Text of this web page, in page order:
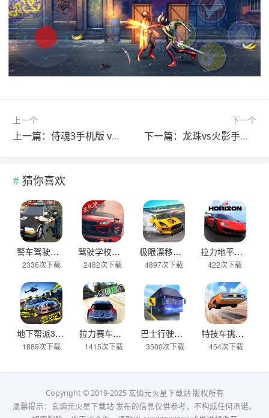
上一个
上一篇：侍魂3手机版 v1.1.0安卓版
下一个
下一篇：龙珠vs火影手机版 v1.4.1安卓版
猜你喜欢
警车驾驶模拟器官方正版 v2.6安卓版
2336次下载
驾驶学校模拟汉化版(Driving School sim) v13.4安卓版
2482次下载
极限漂移与氮气赛车手游 v0.0.45安卓版
4897次下载
拉力地平线汉化版 v2.5.10安卓版
422次下载
地下帮派3 v2.2安卓版
1889次下载
拉力赛车越野官方版 v2.6.7安卓版
1415次下载
巴士行驶模拟器官方版 v5.06.0安卓版
3500次下载
特技车挑战赛3官方版(StuntCar3) v4.07安卓版
454次下载
Copyright © 2019-2025 玄熵元火星下载站 版权所有
温馨提示：玄熵元火星下载站 发布的信息仅供参考，不构成任何承诺。